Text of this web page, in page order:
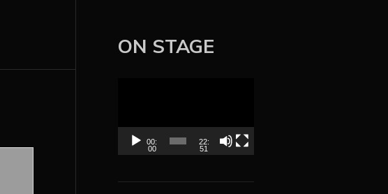
ON STAGE
o
l
00:
00
22:
51